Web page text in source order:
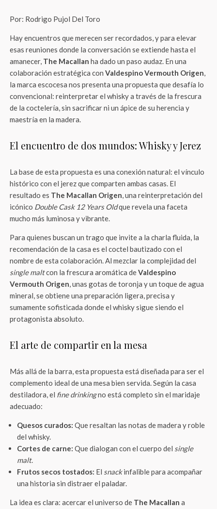
Por: Rodrigo Pujol Del Toro
Hay encuentros que merecen ser recordados, y para elevar
esas reuniones donde la conversación se extiende hasta el
amanecer, The Macallan ha dado un paso audaz. En una
colaboración estratégica con Valdespino Vermouth Origen,
la marca escocesa nos presenta una propuesta que desafía lo
convencional: reinterpretar el whisky a través de la frescura
de la coctelería, sin sacrificar ni un ápice de su herencia y
maestría en la madera.
El encuentro de dos mundos: Whisky y Jerez
La base de esta propuesta es una conexión natural: el vínculo
histórico con el jerez que comparten ambas casas. El
resultado es The Macallan Origen, una reinterpretación del
icónico Double Cask 12 Years Oldque revela una faceta
mucho más luminosa y vibrante.
Para quienes buscan un trago que invite a la charla fluida, la
recomendación de la casa es el coctel bautizado con el
nombre de esta colaboración. Al mezclar la complejidad del
single maltcon la frescura aromática deValdespino
Vermouth Origen, unas gotas de toronja y un toque de agua
mineral, se obtiene una preparación ligera, precisa y
sumamente sofisticada donde el whisky sigue siendo el
protagonista absoluto.
El arte de compartir en la mesa
Más allá de la barra, esta propuesta está diseñada para ser el
complemento ideal de una mesa bien servida. Según la casa
destiladora, el fine drinkingno está completo sin el maridaje
adecuado:
Quesos curados: Que resaltan las notas de madera y roble
del whisky.
Cortes de carne: Que dialogan con el cuerpo del single
malt.
Frutos secos tostados: El snackinfalible para acompañar
una historia sin distraer el paladar.
La idea es clara: acercar el universo de The Macallan a